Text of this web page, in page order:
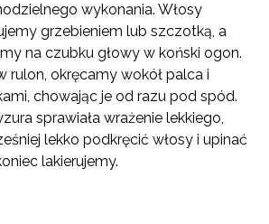
wykonania. Włosy
grzebieniem lub szczotką, a
na czubku głowy w koński ogon.
rulon, okręcamy wokół palca i
chowając je od razu pod spód.
sprawiała wrażenie lekkiego,
lekko podkręcić włosy i upinać
lakierujemy.